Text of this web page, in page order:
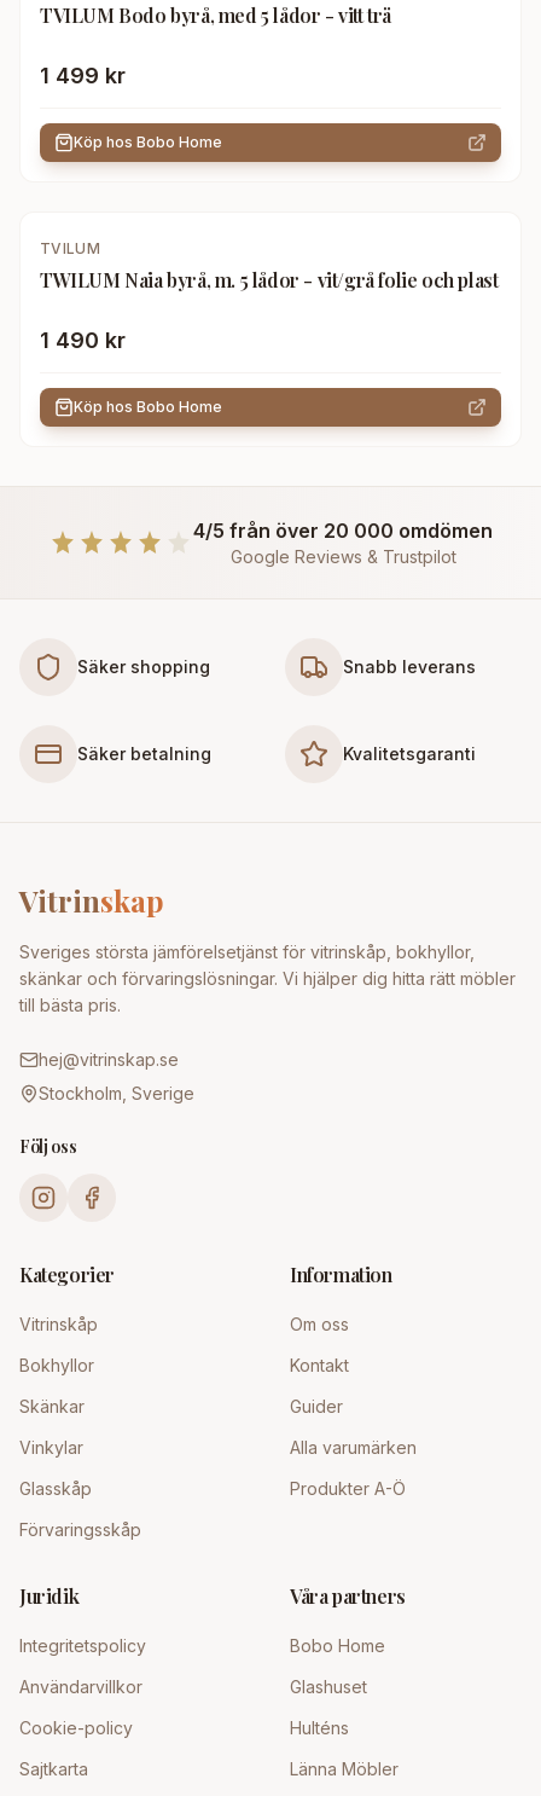
TVILUM Bodo byrå, med 5 lådor - vitt trä
1 499 kr
Köp hos Bobo Home
TVILUM
TWILUM Naia byrå, m. 5 lådor - vit/grå folie och plast
1 490 kr
Köp hos Bobo Home
4/5 från över 20 000 omdömen
Google Reviews & Trustpilot
Säker shopping Snabb leverans
Säker betalning Kvalitetsgaranti
Vitrinskap
Sveriges största jämförelsetjänst för vitrinskåp, bokhyllor,
skänkar och förvaringslösningar. Vi hjälper dig hitta rätt möbler
till bästa pris.
hej@vitrinskap.se
Stockholm, Sverige
Följ oss
Kategorier
Vitrinskåp
Bokhyllor
Skänkar
Vinkylar
Glasskåp
Förvaringsskåp
Information
Om oss
Kontakt
Guider
Alla varumärken
Produkter A-Ö
Juridik
Integritetspolicy
Användarvillkor
Cookie-policy
Sajtkarta
Våra partners
Bobo Home
Glashuset
Hulténs
Länna Möbler